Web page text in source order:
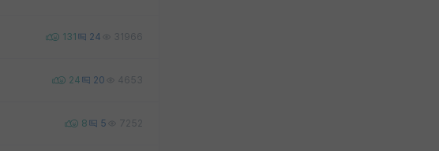
131 24 31966
24 20 4653
8 5 7252